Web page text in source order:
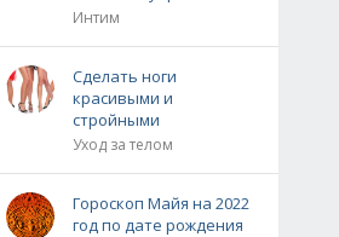
Интим
Сделать ноги
красивыми и
стройными
Уход за телом
Гороскоп Майя на 2022
год по дате рождения